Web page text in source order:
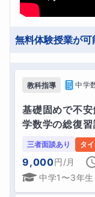
無料体験授業が可
教科指導 中学
基礎固めで不
学数学の総復習
三者面談あり タ
9,000円/月
中学1〜3年生